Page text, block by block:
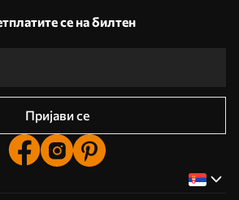
се на билтен
Пријави се